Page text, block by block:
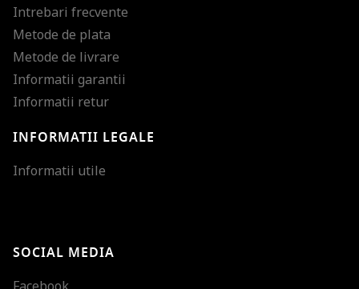
Intrebari frecvente
Metode de plata
Metode de livrare
Informatii garantii
Informatii retur
INFORMATII LEGALE
Informatii utile
SOCIAL MEDIA